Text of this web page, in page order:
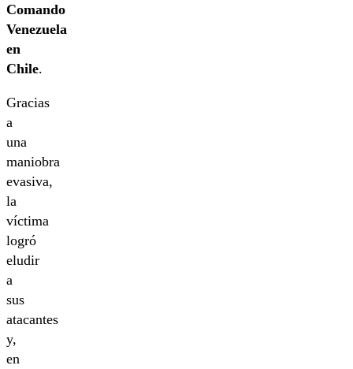
Comando
Venezuela
en
Chile.
Gracias
a
una
maniobra
evasiva,
la
víctima
logró
eludir
a
sus
atacantes
y,
en